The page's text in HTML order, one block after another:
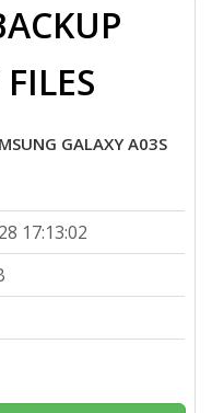
GALAXY A03S
17:13:02